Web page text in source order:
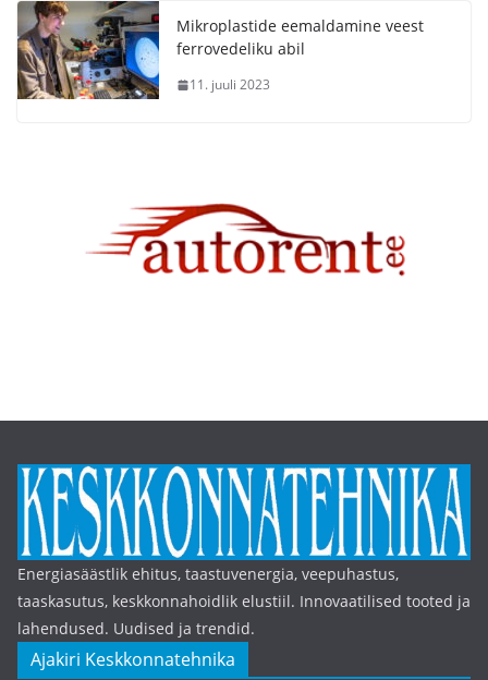
Mikroplastide eemaldamine veest
ferrovedeliku abil
11. juuli 2023
Energiasäästlik ehitus, taastuvenergia, veepuhastus,
taaskasutus, keskkonnahoidlik elustiil. Innovaatilised tooted ja
lahendused. Uudised ja trendid.
Ajakiri Keskkonnatehnika